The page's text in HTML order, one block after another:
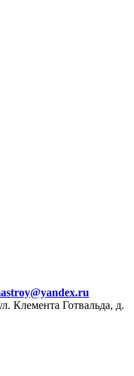
Клемента Готвальда, д.